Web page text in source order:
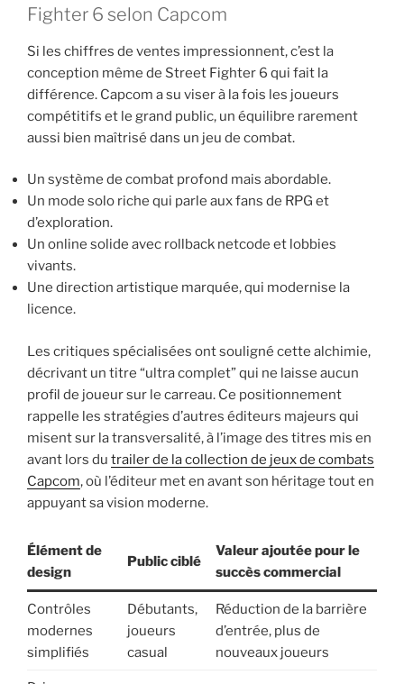
Fighter 6 selon Capcom
Si les chiffres de ventes impressionnent, c’est la
conception même de Street Fighter 6 qui fait la
différence. Capcom a su viser à la fois les joueurs
compétitifs et le grand public, un équilibre rarement
aussi bien maîtrisé dans un jeu de combat.
Un système de combat profond mais abordable.
Un mode solo riche qui parle aux fans de RPG et
d’exploration.
Un online solide avec rollback netcode et lobbies
vivants.
Une direction artistique marquée, qui modernise la
licence.
Les critiques spécialisées ont souligné cette alchimie,
décrivant un titre “ultra complet” qui ne laisse aucun
profil de joueur sur le carreau. Ce positionnement
rappelle les stratégies d’autres éditeurs majeurs qui
misent sur la transversalité, à l’image des titres mis en
avant lors du trailer de la collection de jeux de combats
Capcom, où l’éditeur met en avant son héritage tout en
appuyant sa vision moderne.
Élément de
design
Public ciblé
Valeur ajoutée pour le
succès commercial
Contrôles
modernes
simplifiés
Débutants,
joueurs
casual
Réduction de la barrière
d’entrée, plus de
nouveaux joueurs